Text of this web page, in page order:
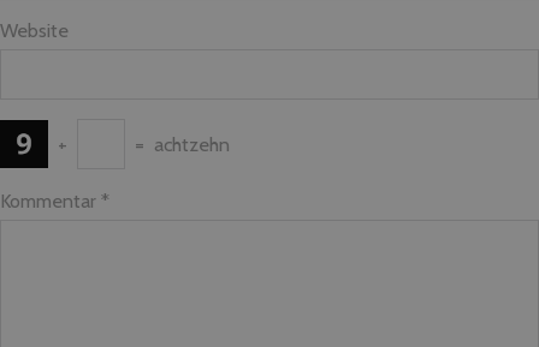
Website
+ = achtzehn
Kommentar *